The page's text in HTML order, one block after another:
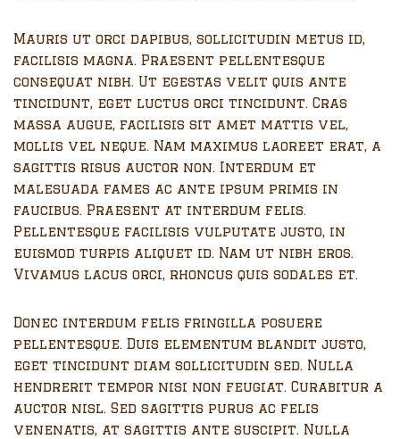
Mauris ut orci dapibus, sollicitudin metus id,
facilisis magna. Praesent pellentesque
consequat nibh. Ut egestas velit quis ante
tincidunt, eget luctus orci tincidunt. Cras
massa augue, facilisis sit amet mattis vel,
mollis vel neque. Nam maximus laoreet erat, a
sagittis risus auctor non. Interdum et
malesuada fames ac ante ipsum primis in
faucibus. Praesent at interdum felis.
Pellentesque facilisis vulputate justo, in
euismod turpis aliquet id. Nam ut nibh eros.
Vivamus lacus orci, rhoncus quis sodales et.
Donec interdum felis fringilla posuere
pellentesque. Duis elementum blandit justo,
eget tincidunt diam sollicitudin sed. Nulla
hendrerit tempor nisi non feugiat. Curabitur a
auctor nisl. Sed sagittis purus ac felis
venenatis, at sagittis ante suscipit. Nulla